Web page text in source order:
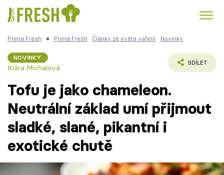
Česká kuchyně
Témata
Recepty
Prima Fresh ■ Prima Fresh Články ze světa vaření Novinky
NOVINKY
Klára Michalová
SDÍLET
Tofu je jako chameleon.
Neutrální základ umí přijmout
sladké, slané, pikantní i
exotické chutě